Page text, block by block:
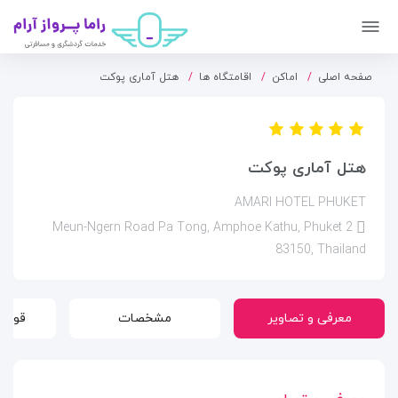
صفحه اصلی اماکن اقامتگاه ها هتل آماری پوکت
هتل آماری پوکت
AMARI HOTEL PHUKET
2 Meun-Ngern Road Pa Tong, Amphoe Kathu, Phuket
83150, Thailand
معرفی و تصاویر مشخصات